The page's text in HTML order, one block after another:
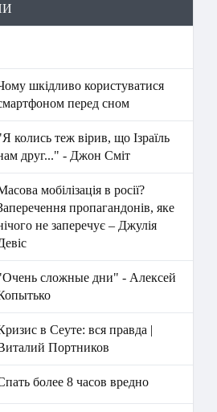
шкідливо користуватися
перед сном
колись теж вірив, що Ізраїль
друг..." - Джон Сміт
мобілізація в росії?
пропагандонів, яке
не заперечує – Джулія
сложные дни" - Алексей
в Сеуте: вся правда |
Портников
более 8 часов вредно